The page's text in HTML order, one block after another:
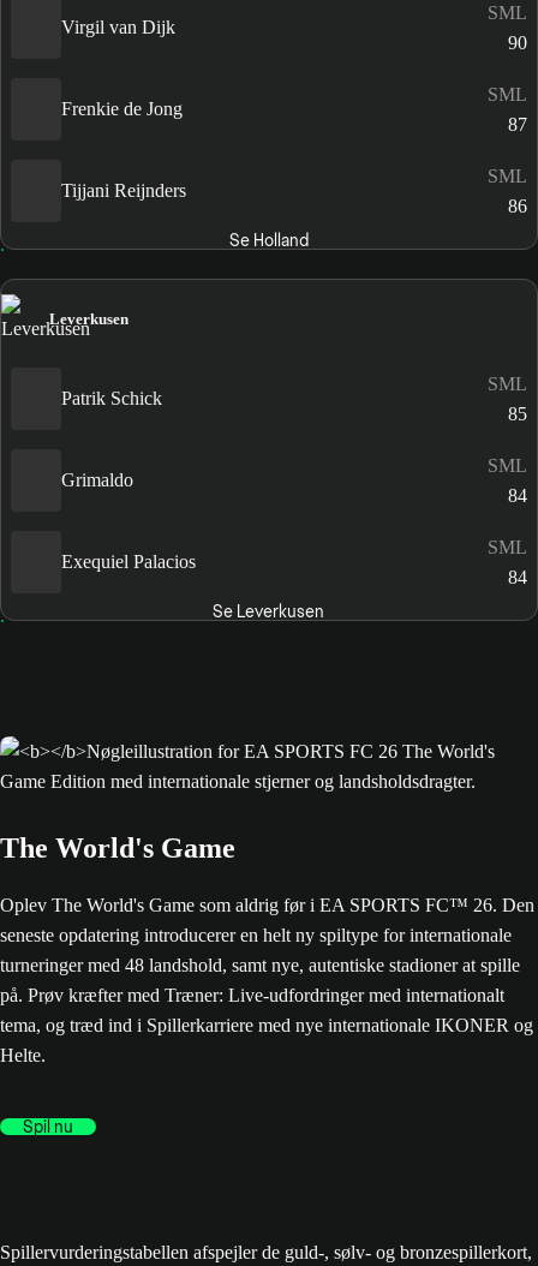
Virgil van Dijk
SML
90
Frenkie de Jong
SML
87
Tijjani Reijnders
SML
86
Se Holland
Leverkusen
Patrik Schick
SML
85
Grimaldo
SML
84
Exequiel Palacios
SML
84
Se Leverkusen
The World's Game
Oplev The World's Game som aldrig før i EA SPORTS FC™ 26. Den
seneste opdatering introducerer en helt ny spiltype for internationale
turneringer med 48 landshold, samt nye, autentiske stadioner at spille
på. Prøv kræfter med Træner: Live-udfordringer med internationalt
tema, og træd ind i Spillerkarriere med nye internationale IKONER og
Helte.
Spil nu
Spillervurderingstabellen afspejler de guld-, sølv- og bronzespillerkort,